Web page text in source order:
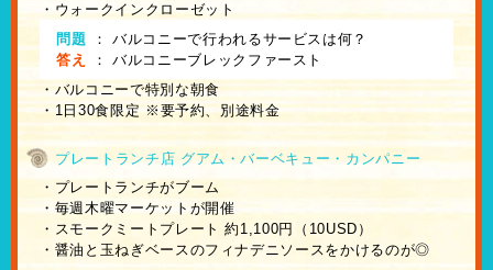
・ウォークインクローゼット
問題
： バルコニーで行われるサービスは何？
答え
： バルコニーブレックファースト
・バルコニーで特別な朝食
・1日30食限定 ※要予約、別途料金
プレートランチ店 グアム・バーベキュー・カンパニー
・プレートランチがブーム
・毎週木曜マーケットが開催
・スモークミートプレート 約1,100円（10USD）
・醤油と玉ねぎベースのフィナデニソースをかけるのが◎